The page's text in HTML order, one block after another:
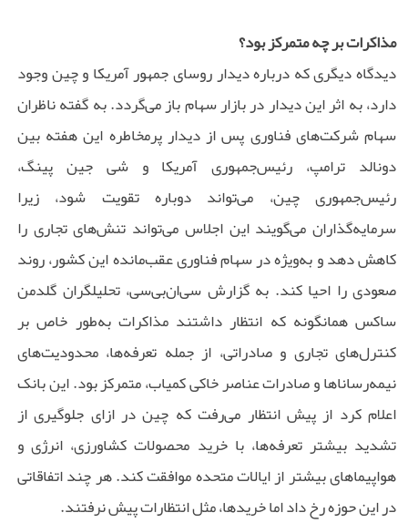
مذاکرات بر چه متمرکز بود؟
دیدگاه دیگری که درباره دیدار روسای جمهور آمریکا و چین وجود
دارد، به اثر این دیدار در بازار سهام باز می‌گردد. به گفته ناظران
سهام شرکت‌های فناوری پس از دیدار پرمخاطره این هفته بین
دونالد ترامپ، رئیس‌جمهوری آمریکا و شی جین پینگ،
رئیس‌جمهوری چین، می‌تواند دوباره تقویت شود، زیرا
سرمایه‌گذاران می‌گویند این اجلاس می‌تواند تنش‌های تجاری را
کاهش دهد و به‌ویژه در سهام فناوری عقب‌مانده این کشور، روند
صعودی را احیا کند. به گزارش سی‌ان‌بی‌سی، تحلیلگران گلدمن
ساکس همانگونه که انتظار داشتند مذاکرات به‌طور خاص بر
کنترل‌های تجاری و صادراتی، از جمله تعرفه‌ها، محدودیت‌های
نیمه‌رساناها و صادرات عناصر خاکی کمیاب، متمرکز بود. این بانک
اعلام کرد از پیش انتظار می‌رفت که چین در ازای جلوگیری از
تشدید بیشتر تعرفه‌ها، با خرید محصولات کشاورزی، انرژی و
هواپیماهای بیشتر از ایالات متحده موافقت کند. هر چند اتفاقاتی
در این حوزه رخ داد اما خریدها، مثل انتظارات پیش نرفتند.